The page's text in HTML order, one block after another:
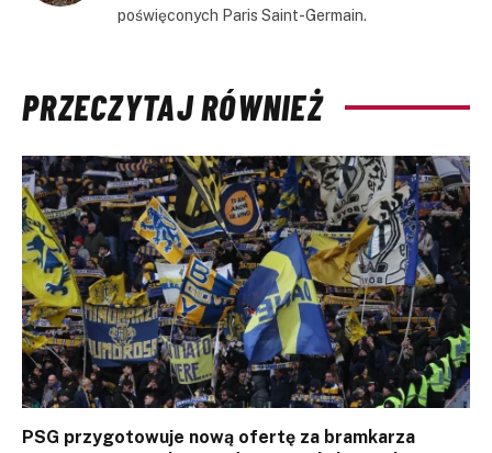
poświęconych Paris Saint-Germain.
PRZECZYTAJ RÓWNIEŻ
PSG przygotowuje nową ofertę za bramkarza